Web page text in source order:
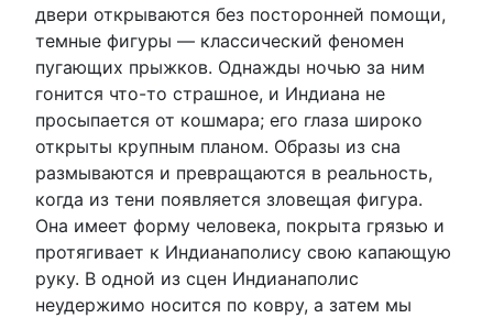
двери открываются без посторонней помощи,
темные фигуры — классический феномен
пугающих прыжков. Однажды ночью за ним
гонится что-то страшное, и Индиана не
просыпается от кошмара; его глаза широко
открыты крупным планом. Образы из сна
размываются и превращаются в реальность,
когда из тени появляется зловещая фигура.
Она имеет форму человека, покрыта грязью и
протягивает к Индианаполису свою капающую
руку. В одной из сцен Индианаполис
неудержимо носится по ковру, а затем мы